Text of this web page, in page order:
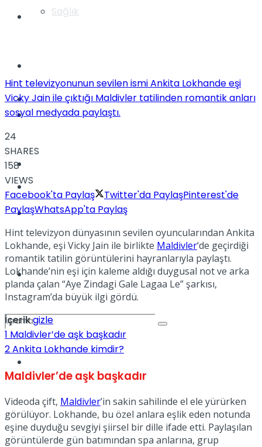
Sağlık
TV
Kadınca
Dünya
Müzik
Tatil
Podcast
No Result
View All Result
Hint televizyonunun sevilen ismi Ankita Lokhande eşi
Vicky Jain ile çıktığı Maldivler tatilinden romantik anları
sosyal medyada paylaştı.
24
SHARES
158
VIEWS
Facebook'ta Paylaş
Twitter'da PaylaşPinterest'de
PaylaşWhatsApp'ta Paylaş
Hint televizyon dünyasının sevilen oyuncularından Ankita
Lokhande, eşi Vicky Jain ile birlikte Maldivler‘de geçirdiği
romantik tatilin görüntülerini hayranlarıyla paylaştı.
Lokhande’nin eşi için kaleme aldığı duygusal not ve arka
planda çalan “Aye Zindagi Gale Lagaa Le” şarkısı,
Instagram’da büyük ilgi gördü.
İçerikgizle
1 Maldivler’de aşk başkadır
2Ankita Lokhande kimdir?
Maldivler’de aşk başkadır
Videoda çift, Maldivler’in sakin sahilinde el ele yürürken
görülüyor. Lokhande, bu özel anlara eşlik eden notunda
eşine duyduğu sevgiyi şiirsel bir dille ifade etti. Paylaşılan
görüntülerde gün batımından spa anlarına, grup